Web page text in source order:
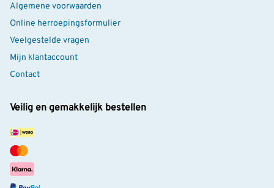
Algemene voorwaarden
Online herroepingsformulier
Veelgestelde vragen
Mijn klantaccount
Contact
Veilig en gemakkelijk bestellen